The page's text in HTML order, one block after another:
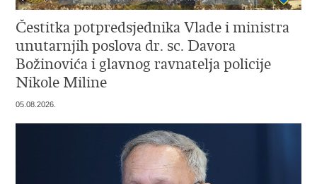
Čestitka potpredsjednika Vlade i ministra
unutarnjih poslova dr. sc. Davora
Božinovića i glavnog ravnatelja policije
Nikole Miline
05.08.2026.